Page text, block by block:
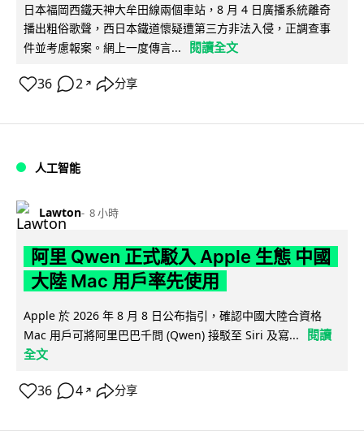
日本福岡西鐵天神大牟田線兩個車站，8 月 4 日廣播系統離奇
播出粗俗歌聲，西日本鐵道懷疑遭第三方非法入侵，正調查事
件並考慮報案。網上一度傳言...
閱讀全文
36 2 ↗ 分享
人工智能
Lawton 8 小時
阿里 Qwen 正式駁入 Apple 生態 中國
大陸 Mac 用戶率先使用
Apple 於 2026 年 8 月 8 日公布指引，確認中國大陸合資格
Mac 用戶可將阿里巴巴千問 (Qwen) 接駁至 Siri 及寫...
閱讀
全文
36 4 ↗ 分享